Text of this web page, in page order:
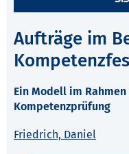
Aufträge im
Ein Modell im
Kompetenzprüfung
Friedrich, Daniel